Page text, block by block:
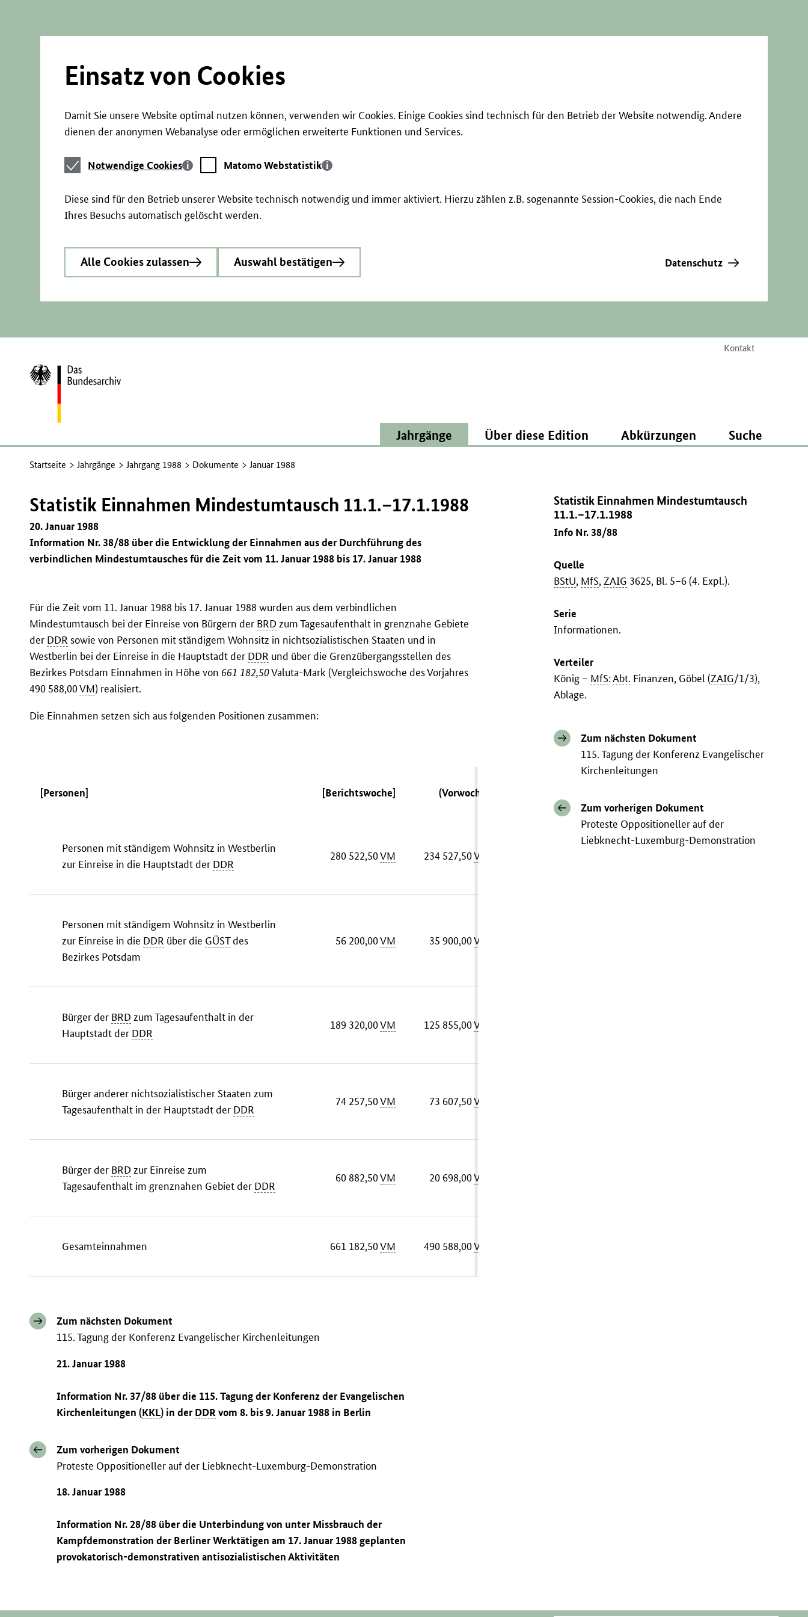
Einsatz von Cookies
Damit Sie unsere Website optimal nutzen können, verwenden wir Cookies. Einige Cookies sind technisch für den Betrieb der Website notwendig. Andere
dienen der anonymen Webanalyse oder ermöglichen erweiterte Funktionen und Services.
Notwendige
Cookies
Notwendige Cookies
Matomo
Webstatistik
Matomo Webstatistik
Diese sind für den Betrieb unserer Website technisch notwendig und immer aktiviert. Hierzu zählen z.B. sogenannte Session-Cookies, die nach Ende
Ihres Besuchs automatisch gelöscht werden.
Alle Cookies zulassen Auswahl bestätigen Datenschutz
Kontakt
Zur
Startseite
Jahrgänge Über diese Edition Abkürzungen Suche
Startseite Jahrgänge Jahrgang 1988 Dokumente Januar 1988
Statistik Einnahmen Mindestumtausch
11.1.–17.1.1988
Info Nr. 38/88
Quelle
BStU, MfS,ZAIG 3625, Bl. 5–6 (4. Expl.).
Serie
Informationen.
Verteiler
König – MfS:Abt. Finanzen, Göbel (ZAIG/1/3),
Ablage.
Zum nächsten Dokument
115. Tagung der Konferenz Evangelischer
Kirchenleitungen
Zum vorherigen Dokument
Proteste Oppositioneller auf der
Liebknecht-Luxemburg-Demonstration
Statistik Einnahmen Mindestumtausch 11.1.–17.1.1988
20. Januar 1988
Information Nr. 38/88 über die Entwicklung der Einnahmen aus der Durchführung des
verbindlichen Mindestumtausches für die Zeit vom 11. Januar 1988 bis 17. Januar 1988
Für die Zeit vom 11. Januar 1988 bis 17. Januar 1988 wurden aus dem verbindlichen
Mindestumtausch bei der Einreise von Bürgern der BRD zum Tagesaufenthalt in grenznahe Gebiete
der DDR sowie von Personen mit ständigem Wohnsitz in nichtsozialistischen Staaten und in
Westberlin bei der Einreise in die Hauptstadt der DDR und über die Grenzübergangsstellen des
Bezirkes Potsdam Einnahmen in Höhe von 661 182,50Valuta-Mark (Vergleichswoche des Vorjahres
490 588,00VM) realisiert.
Die Einnahmen setzen sich aus folgenden Positionen zusammen:
[Personen] [Berichtswoche] (Vorwoche)
Personen mit ständigem Wohnsitz in Westberlin
zur Einreise in die Hauptstadt der DDR
280 522,50VM 234 527,50VM
Personen mit ständigem Wohnsitz in Westberlin
zur Einreise in die DDR über die GÜSTdes
Bezirkes Potsdam
56 200,00VM 35 900,00VM
Bürger der BRD zum Tagesaufenthalt in der
Hauptstadt der DDR
189 320,00VM 125 855,00VM
Bürger anderer nichtsozialistischer Staaten zum
Tagesaufenthalt in der Hauptstadt der DDR
74 257,50VM 73 607,50VM
Bürger der BRD zur Einreise zum
Tagesaufenthalt im grenznahen Gebiet der DDR
60 882,50VM 20 698,00VM
Gesamteinnahmen 661 182,50VM 490 588,00VM
Zum nächsten Dokument
115. Tagung der Konferenz Evangelischer Kirchenleitungen
21. Januar 1988
Information Nr. 37/88 über die 115. Tagung der Konferenz der Evangelischen
Kirchenleitungen (KKL) in derDDR vom 8. bis 9. Januar 1988 in Berlin
Zum vorherigen Dokument
Proteste Oppositioneller auf der Liebknecht-Luxemburg-Demonstration
18. Januar 1988
Information Nr. 28/88 über die Unterbindung von unter Missbrauch der
Kampfdemonstration der Berliner Werktätigen am 17. Januar 1988 geplanten
provokatorisch-demonstrativen antisozialistischen Aktivitäten